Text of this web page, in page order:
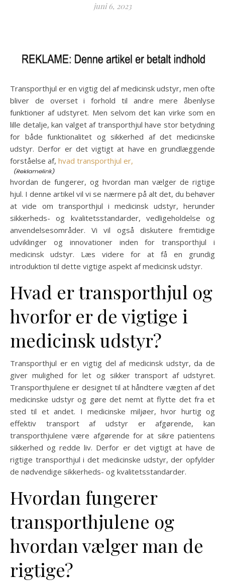
juni 6, 2023
Transporthjul er en vigtig del af medicinsk udstyr, men ofte
bliver de overset i forhold til andre mere åbenlyse
funktioner af udstyret. Men selvom det kan virke som en
lille detalje, kan valget af transporthjul have stor betydning
for både funktionalitet og sikkerhed af det medicinske
udstyr. Derfor er det vigtigt at have en grundlæggende
forståelse af, hvad transporthjul er,
hvordan de fungerer, og hvordan man vælger de rigtige
hjul. I denne artikel vil vi se nærmere på alt det, du behøver
at vide om transporthjul i medicinsk udstyr, herunder
sikkerheds- og kvalitetsstandarder, vedligeholdelse og
anvendelsesområder. Vi vil også diskutere fremtidige
udviklinger og innovationer inden for transporthjul i
medicinsk udstyr. Læs videre for at få en grundig
introduktion til dette vigtige aspekt af medicinsk udstyr.
Hvad er transporthjul og
hvorfor er de vigtige i
medicinsk udstyr?
Transporthjul er en vigtig del af medicinsk udstyr, da de
giver mulighed for let og sikker transport af udstyret.
Transporthjulene er designet til at håndtere vægten af det
medicinske udstyr og gøre det nemt at flytte det fra et
sted til et andet. I medicinske miljøer, hvor hurtig og
effektiv transport af udstyr er afgørende, kan
transporthjulene være afgørende for at sikre patientens
sikkerhed og redde liv. Derfor er det vigtigt at have de
rigtige transporthjul i det medicinske udstyr, der opfylder
de nødvendige sikkerheds- og kvalitetsstandarder.
Hvordan fungerer
transporthjulene og
hvordan vælger man de
rigtige?